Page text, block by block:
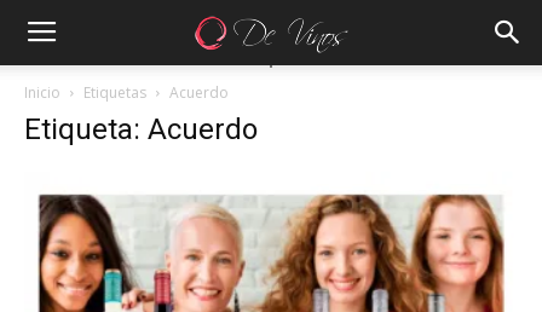
Inicio Etiquetas Acuerdo
Etiqueta: Acuerdo